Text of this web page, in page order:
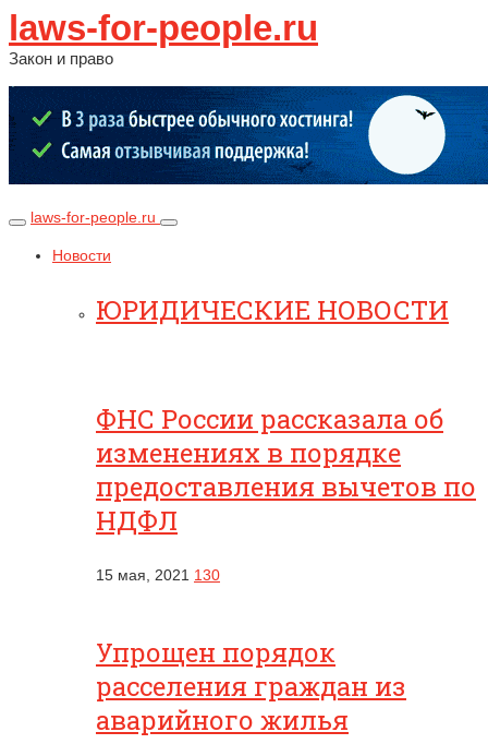
laws-for-people.ru
Закон и право
laws-for-people.ru
Новости
ЮРИДИЧЕСКИЕ НОВОСТИ
ФНС России рассказала об
изменениях в порядке
предоставления вычетов по
НДФЛ
15 мая, 2021 130
Упрощен порядок
расселения граждан из
аварийного жилья